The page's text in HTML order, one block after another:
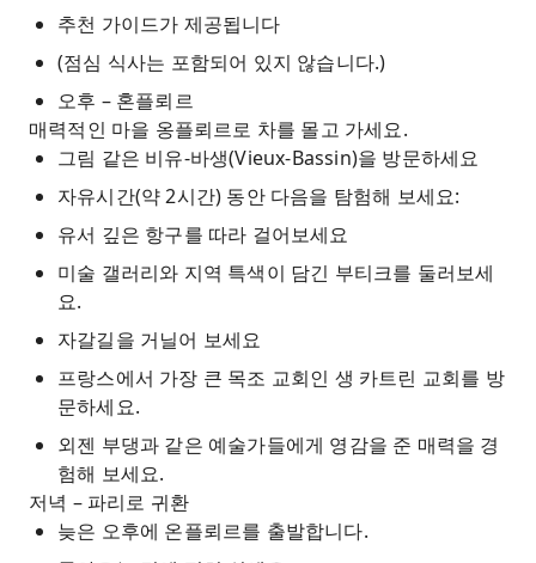
추천 가이드가 제공됩니다
(점심 식사는 포함되어 있지 않습니다.)
오후 – 혼플뢰르
매력적인 마을 옹플뢰르로 차를 몰고 가세요.
그림 같은 비유-바생(Vieux-Bassin)을 방문하세요
자유시간(약 2시간) 동안 다음을 탐험해 보세요:
유서 깊은 항구를 따라 걸어보세요
미술 갤러리와 지역 특색이 담긴 부티크를 둘러보세
요.
자갈길을 거닐어 보세요
프랑스에서 가장 큰 목조 교회인 생 카트린 교회를 방
문하세요.
외젠 부댕과 같은 예술가들에게 영감을 준 매력을 경
험해 보세요.
저녁 – 파리로 귀환
늦은 오후에 온플뢰르를 출발합니다.